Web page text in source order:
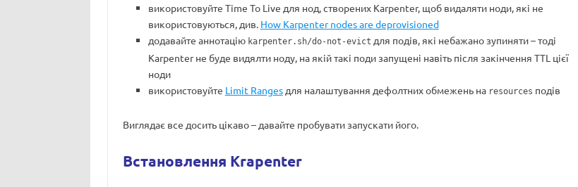
використовуйте Time To Live для нод, створених Karpenter, щоб видаляти ноди, які не
використовуються, див. How Karpenter nodes are deprovisioned
додавайте аннотацію karpenter.sh/do-not-evict для подів, які небажано зупиняти – тоді
Karpenter не буде видялти ноду, на якій такі поди запущені навіть після закінчення TTL цієї
ноди
використовуйте Limit Rangesдля налаштування дефолтних обмежень на resources подів
Виглядає все досить цікаво – давайте пробувати запускати його.
Встановлення Krapenter